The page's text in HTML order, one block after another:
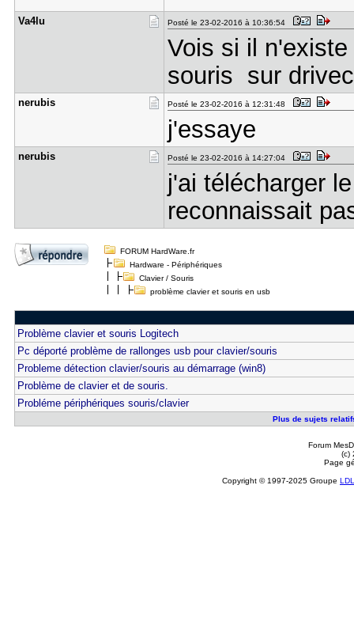
Va4lu Posté le 23-02-2016 à 10:36:54
Vois si il
souris sur
nerubis Posté le 23-02-2016 à 12:31:48
j'essaye
nerubis Posté le 23-02-2016 à 14:27:04
j'ai télécharger
reconnaissait
FORUM HardWare.fr
Hardware - Périphériques
Clavier / Souris
problème clavier et souris en usb
Problème clavier et souris Logitech
Pc déporté problème de rallonges usb pour clavier/souris
Probleme détection clavier/souris au démarrage (win8)
Problème de clavier et de souris.
Probléme périphériques souris/clavier
Plus de sujets
Forum
(c)
Page
Copyright © 1997-2025 Groupe